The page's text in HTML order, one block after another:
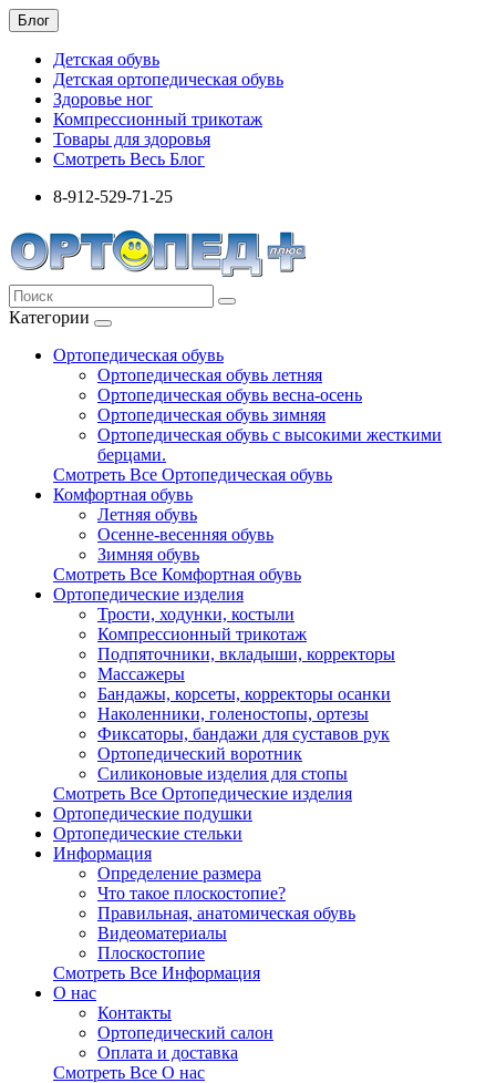
Блог
Детская обувь
Детская ортопедическая обувь
Здоровье ног
Компрессионный трикотаж
Товары для здоровья
Смотреть Весь Блог
8-912-529-71-25
Категории
Ортопедическая обувь
Ортопедическая обувь летняя
Ортопедическая обувь весна-осень
Ортопедическая обувь зимняя
Ортопедическая обувь с высокими жесткими
берцами.
Смотреть Все Ортопедическая обувь
Комфортная обувь
Летняя обувь
Осенне-весенняя обувь
Зимняя обувь
Смотреть Все Комфортная обувь
Ортопедические изделия
Трости, ходунки, костыли
Компрессионный трикотаж
Подпяточники, вкладыши, корректоры
Массажеры
Бандажы, корсеты, корректоры осанки
Наколенники, голеностопы, ортезы
Фиксаторы, бандажи для суставов рук
Ортопедический воротник
Силиконовые изделия для стопы
Смотреть Все Ортопедические изделия
Ортопедические подушки
Ортопедические стельки
Информация
Определение размера
Что такое плоскостопие?
Правильная, анатомическая обувь
Видеоматериалы
Плоскостопие
Смотреть Все Информация
О нас
Контакты
Ортопедический салон
Оплата и доставка
Смотреть Все О нас